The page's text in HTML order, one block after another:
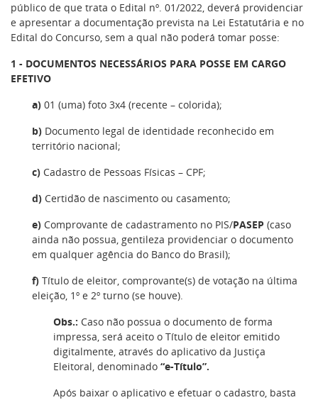
público de que trata o Edital nº. 01/2022, deverá providenciar
e apresentar a documentação prevista na Lei Estatutária e no
Edital do Concurso, sem a qual não poderá tomar posse:
1 - DOCUMENTOS NECESSÁRIOS PARA POSSE EM CARGO
EFETIVO
a) 01 (uma) foto 3x4 (recente – colorida);
b) Documento legal de identidade reconhecido em
território nacional;
c) Cadastro de Pessoas Físicas – CPF;
d) Certidão de nascimento ou casamento;
e) Comprovante de cadastramento no PIS/PASEP (caso
ainda não possua, gentileza providenciar o documento
em qualquer agência do Banco do Brasil);
f) Título de eleitor, comprovante(s) de votação na última
eleição, 1º e 2º turno (se houve).
Obs.: Caso não possua o documento de forma
impressa, será aceito o Título de eleitor emitido
digitalmente, através do aplicativo da Justiça
Eleitoral, denominado “e-Título”.
Após baixar o aplicativo e efetuar o cadastro, basta